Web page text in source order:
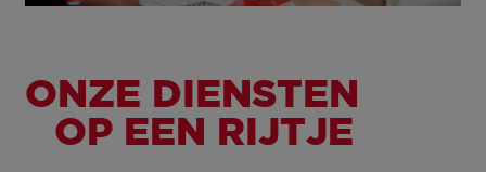
ONZE DIENSTEN
OP EEN RIJTJE